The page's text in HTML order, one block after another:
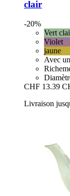
clair
-20%
Vert
Violet
jaune
Avec
CHF 13.39
Livraison